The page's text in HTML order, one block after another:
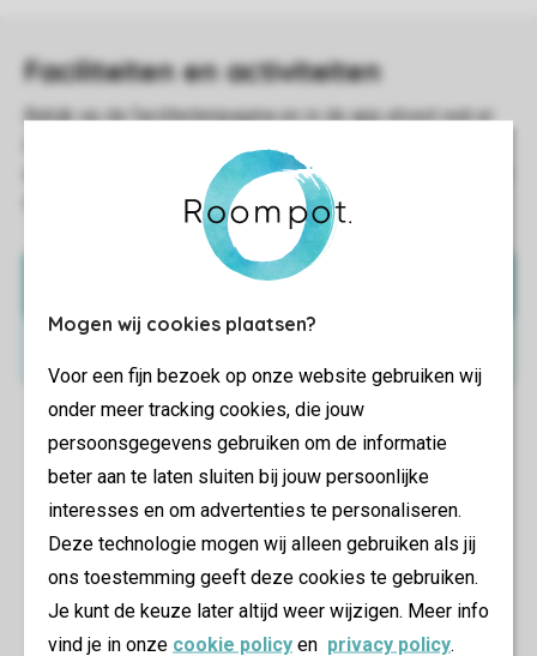
Mogen wij cookies plaatsen?
Voor een fijn bezoek op onze website gebruiken wij
onder meer tracking cookies, die jouw
persoonsgegevens gebruiken om de informatie
beter aan te laten sluiten bij jouw persoonlijke
interesses en om advertenties te personaliseren.
Deze technologie mogen wij alleen gebruiken als jij
ons toestemming geeft deze cookies te gebruiken.
Je kunt de keuze later altijd weer wijzigen. Meer info
vind je in onze cookie policy en privacy policy.
Naar de app